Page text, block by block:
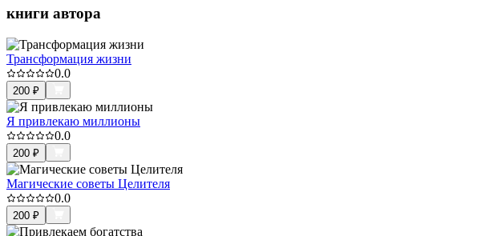
книги автора
Трансформация жизни
0.0
200 ₽
Я привлекаю миллионы
0.0
200 ₽
Магические советы Целителя
0.0
200 ₽